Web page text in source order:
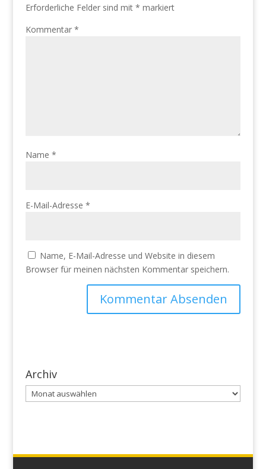
Erforderliche Felder sind mit * markiert
Kommentar *
Name *
E-Mail-Adresse *
Name, E-Mail-Adresse und Website in diesem
Browser für meinen nächsten Kommentar speichern.
Archiv
Archiv